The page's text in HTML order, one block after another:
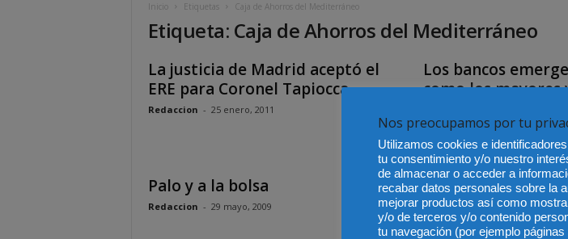
Inicio Etiquetas Caja de Ahorros del Mediterráneo
Etiqueta: Caja de Ahorros del Mediterráneo
La justicia de Madrid aceptó el
ERE para Coronel Tapiocca
Redaccion - 25 enero, 2011
Los bancos
como los mayores
Redaccion - 27 noviembre,
Palo y a la bolsa
Redaccion - 29 mayo, 2009
Nos preocupamos por tu
Utilizamos cookies e
tu consentimiento y/o nuestro
de almacenar o acceder a
recabar datos personales sobre la
mejorar productos así como
y/o de terceros y/o contenido
tu navegación (por ejemplo